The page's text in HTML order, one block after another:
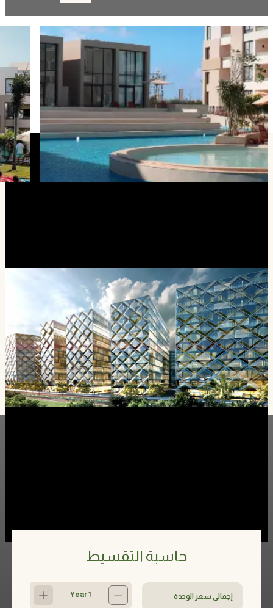
حاسبة التقسيط
إجمالي سعر الوحدة
Decrement
1 Year
Increment